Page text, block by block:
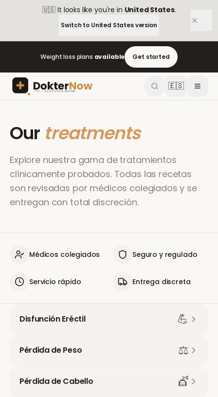
🇺🇸 It looks like you're in United States.
Switch to United Statesversion
Weight loss plans available Get started
🇪🇸
Our treatments
Explore nuestra gama de tratamientos
clínicamente probados. Todas las recetas
son revisadas por médicos colegiados y se
entregan con total discreción.
Médicos colegiados Seguro y regulado
Servicio rápido Entrega discreta
Disfunción Eréctil 💪
Pérdida de Peso ⚖️
Pérdida de Cabello 💇